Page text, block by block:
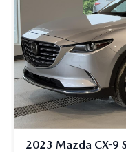
2023 Mazda CX-9